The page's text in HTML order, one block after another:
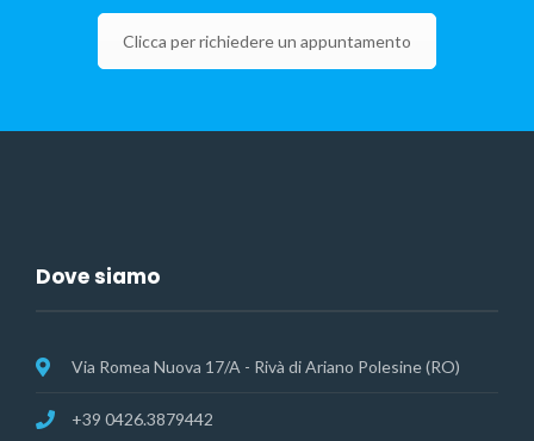
Clicca per richiedere un appuntamento
Dove siamo
Via Romea Nuova 17/A - Rivà di Ariano Polesine (RO)
+39 0426.3879442